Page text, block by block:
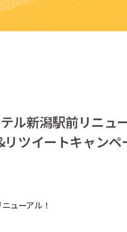
ル新潟駅前リニュ
ツイートキャンペ
ューアル！